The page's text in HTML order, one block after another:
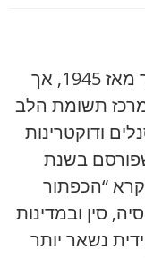
נשק גרעיני לא שימש באף סכסוך מאז 1945, אך
תשומת הלב
ודוקטרינות
בשנת
“הכפתור
סין ובמדינות
נשאר יותר